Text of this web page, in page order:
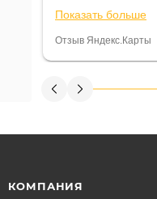
спидометре
постоянно были
Считаю, что это
Показать больше
Отзыв Яндекс.Карты
КОМПАНИЯ